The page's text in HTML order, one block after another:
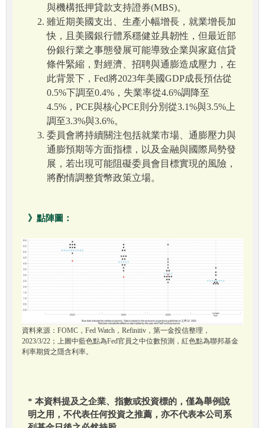
與機構抵押貸款支持證券(MBS)。
雖近期美國支出、生產小幅增長，就業增長加
快，且美國銀行體系穩健並具韌性，但最近部
份銀行業之事態發展可能導致企業與家庭信貸
條件緊縮，對經濟、招聘與通膨造成壓力，在
此背景下，Fed將2023年美國GDP成長預估從
0.5%下調至0.4%，失業率從4.6%調降至
4.5%，PCE與核心PCE則分別從3.1%與3.5%上
調至3.3%與3.6%。
委員會將持續關注包括就業市場、通膨壓力與
通膨預期等方面指標，以及金融與國際局勢發
展，若出現可能阻礙委員會目標實現的風險，
將酌情調整貨幣政策立場。
》點陣圖：
資料來源：FOMC，Fed Watch，Refinitiv，第一金投信整理，
2023/3/22；上圖中藍色點為Fed官員之中位數預測，紅色點為聯邦基金
利率期貨之隱含利率。
* 本資料提及之企業、指數或投資標的，僅為舉例說
明之用，不代表任何投資之推薦，亦不代表本公司系